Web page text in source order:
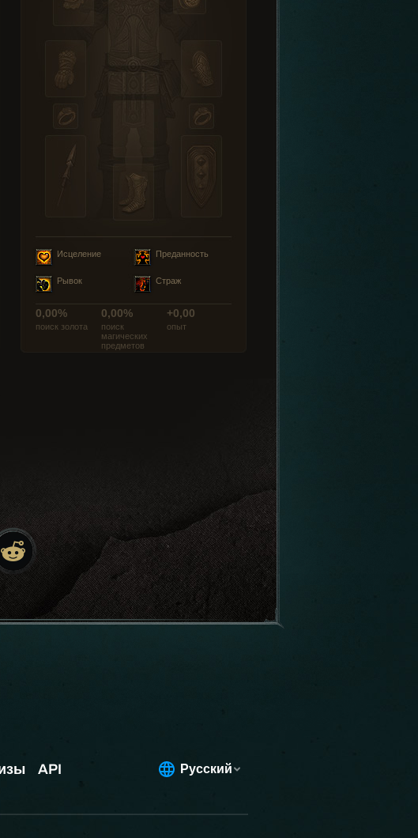
Исцеление Преданность
Рывок Страж
0,00%
поиск золота
0,00%
поиск
магических
предметов
+0,00
опыт